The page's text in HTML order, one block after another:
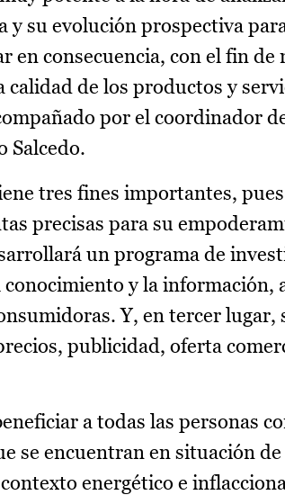
y su evolución prospectiva
en consecuencia, con el fin de
calidad de los productos y
por el coordinador
Salcedo.
tres fines importantes,
precisas para su
un programa de
y la información,
Y, en tercer
publicidad, oferta
a todas las personas
se encuentran en situación
energético e